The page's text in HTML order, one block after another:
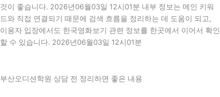
것이 좋습니다. 2026년06월03일 12시01분 내부 정보는 메인 키워
드와 직접 연결되기 때문에 검색 흐름을 정리하는 데 도움이 되고,
이용자 입장에서도 한국영화보기 관련 정보를 한곳에서 이어서 확인
할 수 있습니다. 2026년06월03일 12시01분
부산오디션학원 상담 전 정리하면 좋은 내용